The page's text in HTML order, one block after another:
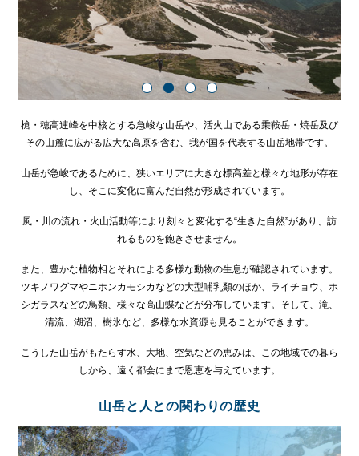
槍・穂高連峰を中核とする急峻な山岳や、活火山である乗鞍岳・焼岳及び
その山麓に広がる広大な高原を含む、我が国を代表する山岳地帯です。
山岳が急峻であるために、狭いエリアに大きな標高差と様々な地形が存在
し、そこに変化に富んだ自然が形成されています。
風・川の流れ・火山活動等により刻々と変化する“生きた自然”があり、訪
れるものを飽きさせません。
また、豊かな植物相とそれによる多様な動物の生息が確認されています。
ツキノワグマやニホンカモシカなどの大型哺乳類のほか、ライチョウ、ホ
シガラスなどの鳥類、様々な高山蝶などが分布しています。そして、滝、
清流、湖沼、樹氷など、多様な水資源も見ることができます。
こうした山岳がもたらす水、大地、空気などの恵みは、この地域での暮ら
しから、遠く都会にまで恩恵を与えています。
山岳と人との関わりの歴史